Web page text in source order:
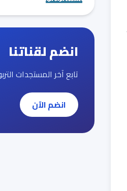
انضم لقناتنا
تابع آخر المستجدات
انضم الآن